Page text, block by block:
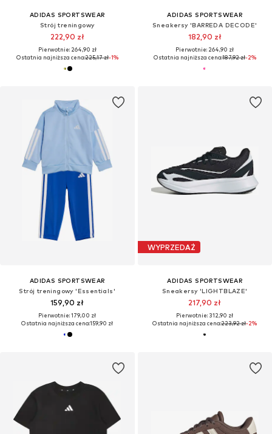
ADIDAS SPORTSWEAR
Strój treningowy
222,90 zł
Pierwotnie: 264,90 zł
Ostatnia najniższa cena:225,17 zł-1%
ADIDAS SPORTSWEAR
Sneakersy 'BARREDA DECODE'
182,90 zł
Pierwotnie: 264,90 zł
Ostatnia najniższa cena:187,92 zł-2%
ADIDAS SPORTSWEAR
Strój treningowy 'Essentials'
159,90 zł
Pierwotnie: 179,00 zł
Ostatnia najniższa cena:159,90 zł
WYPRZEDAŻ
ADIDAS SPORTSWEAR
Sneakersy 'LIGHTBLAZE'
217,90 zł
Pierwotnie: 312,90 zł
Ostatnia najniższa cena:223,92 zł-2%